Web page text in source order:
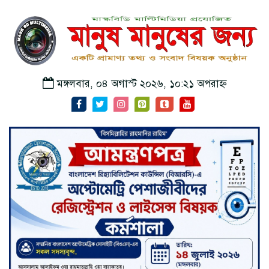
মঙ্গলবার, ০৪ অগাস্ট ২০২৬, ১০:২১ অপরাহ্ন